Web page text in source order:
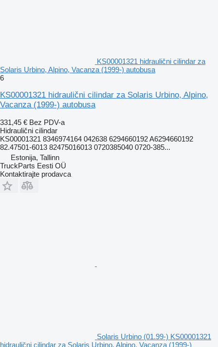
KS00001321 hidraulični cilindar za
Solaris Urbino, Alpino, Vacanza (1999-) autobusa
6
KS00001321 hidraulični cilindar za Solaris Urbino, Alpino,
Vacanza (1999-) autobusa
331,45 € Bez PDV-a
Hidraulični cilindar
KS00001321 8346974164 042638 6294660192 A6294660192
82.47501-6013 82475016013 0720385040 0720-385...
Estonija, Tallinn
TruckParts Eesti OÜ
Kontaktirajte prodavca
Solaris Urbino (01.99-) KS00001321
hidraulični cilindar za Solaris Urbino, Alpino, Vacanza (1999-)